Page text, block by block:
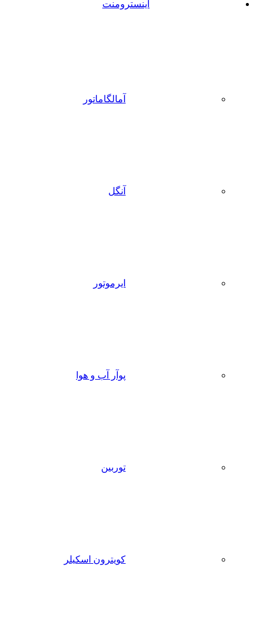
اینسترومنت
آمالگاماتور
آنگل
ایرموتور
پوآر آب و هوا
توربین
کویترون اسکیلر